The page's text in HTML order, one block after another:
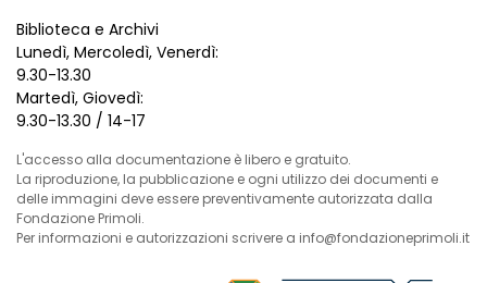
Biblioteca e Archivi
Lunedì, Mercoledì, Venerdì:
9.30-13.30
Martedì, Giovedì:
9.30-13.30 / 14-17
L'accesso alla documentazione è libero e gratuito.
La riproduzione, la pubblicazione e ogni utilizzo dei documenti e
delle immagini deve essere preventivamente autorizzata dalla
Fondazione Primoli.
Per informazioni e autorizzazioni scrivere a info@fondazioneprimoli.it